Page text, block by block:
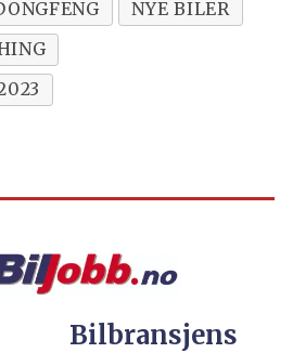
NYE BILER
Bilbransjens